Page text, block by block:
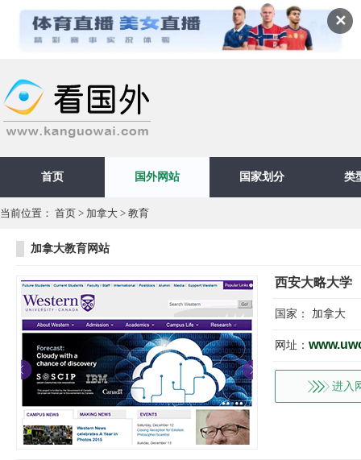
✕
首页 国外网站 国家划分 类
当前位置： 首页 > 加拿大 > 教育
加拿大教育网站
西安大略大学
国家： 加拿大
网址：
进入